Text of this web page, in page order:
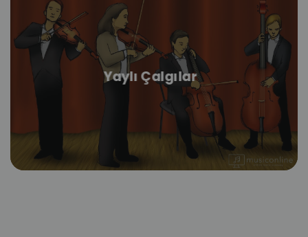
Yaylı Çalgılar